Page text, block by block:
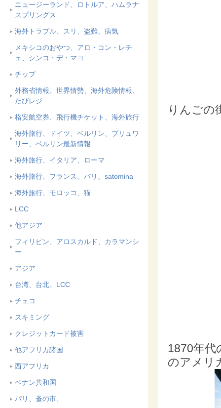
ニュージーランド、ロトルア、ハムラナ
スプリングス
海外トラブル、スリ、盗難、病気
メキシコのおやつ、アロ・コン・レチ
ェ、シンコ・デ・マヨ
チップ
外務省情報、世界情勢、海外危険情報、
たびレジ
格安航空券、飛行機チケット、海外旅行
海外旅行、ドイツ、ベルリン、ブリュワ
リー、ベルリン最新情報
海外旅行、イタリア、ローマ
海外旅行、フランス、パリ、satomina
海外旅行、モロッコ、猫
LCC
他アジア
フィリピン、アロスカルド、カラマンシ
ー
アジア
台湾、台北、LCC
チェコ
スキミング
クレジットカード被害
他アフリカ諸国
西アフリカ
ベナン共和国
パリ、蚤の市、
りんごの
1870年代
のアメリ